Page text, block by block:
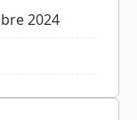
2024